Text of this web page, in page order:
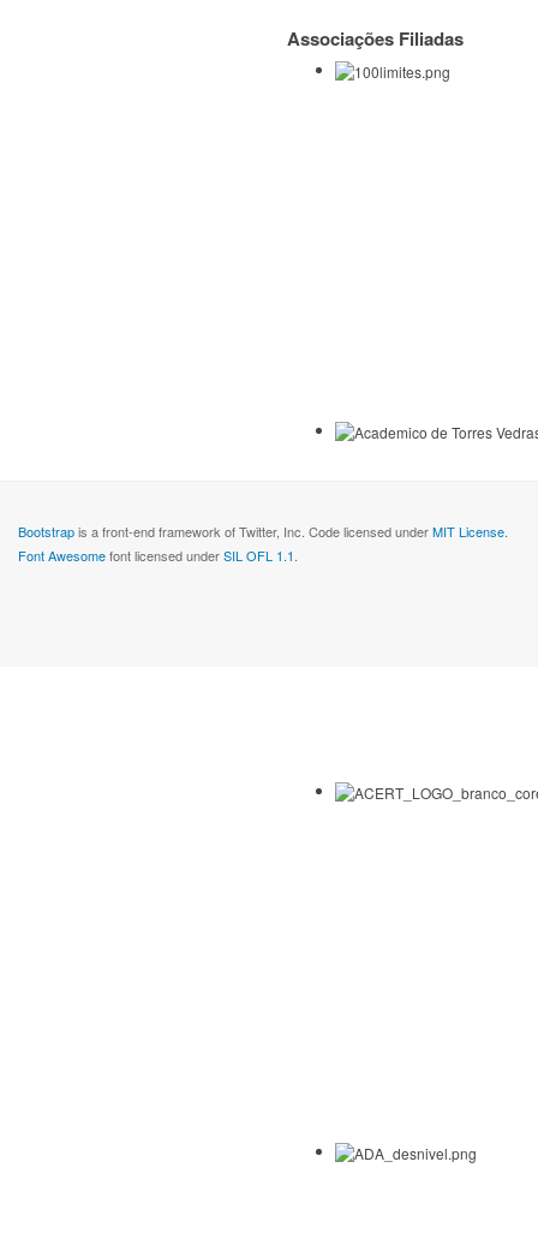
Associações Filiadas
Bootstrapis a front-end framework of Twitter, Inc. Code licensed underMIT License.
Font Awesomefont licensed underSIL OFL 1.1